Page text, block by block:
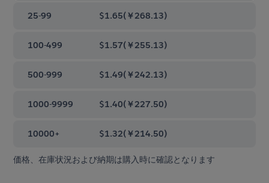
25-99 $1.65(￥268.13)
100-499 $1.57(￥255.13)
500-999 $1.49(￥242.13)
1000-9999 $1.40(￥227.50)
10000+ $1.32(￥214.50)
価格、在庫状況および納期は購入時に確認となります